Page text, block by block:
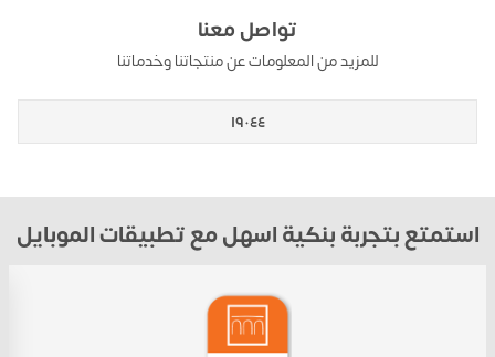
تواصل معنا
للمزيد من المعلومات عن منتجاتنا وخدماتنا
١٩٠٤٤
استمتع بتجربة بنكية اسهل مع تطبيقات الموبايل